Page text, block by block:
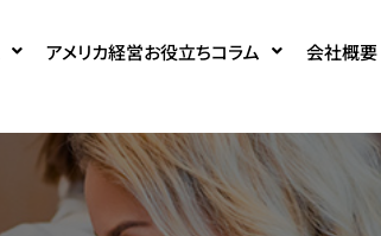
アメリカ経営お役立ちコラム 会社概要